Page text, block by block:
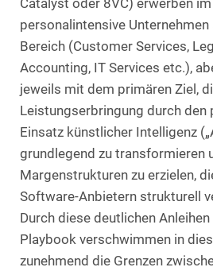
Catalyst oder 8VC) erwerben
personalintensive
Bereich (Customer Services,
Accounting, IT Services etc.),
jeweils mit dem primären Ziel,
Leistungserbringung durch
Einsatz künstlicher Intelligenz
grundlegend zu transformieren
Margenstrukturen zu erzielen,
Software-Anbietern strukturell
Durch diese deutlichen
Playbook verschwimmen in
zunehmend die Grenzen